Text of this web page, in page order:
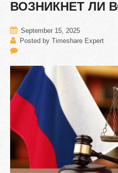
ВОЗНИКНЕТ ЛИ
September 15, 2025
Posted by Timeshare Expert